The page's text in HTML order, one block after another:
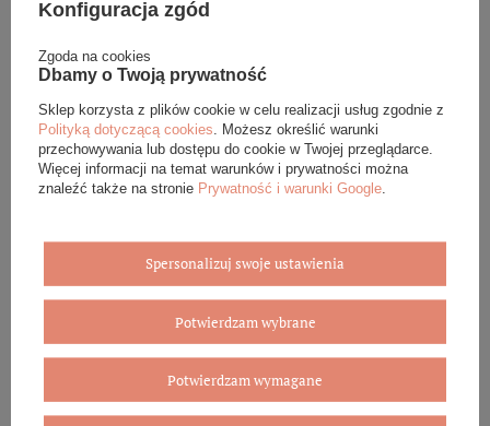
Podana cena dotyczy jednej sztuki.
DANE SZCZEGÓŁOWE
OPINIE (0)
Eleganckie opakowanie gratis
Konfiguracja zgód
Zgoda na cookies
Dbamy o Twoją prywatność
Sklep korzysta z plików cookie w celu realizacji usług zgodnie z
Polityką dotyczącą cookies . Możesz określić warunki
przechowywania lub dostępu do cookie w Twojej przeglądarce.
Więcej informacji na temat warunków i prywatności można
znaleźć także na stronie Prywatność i warunki Google
Spersonalizuj swoje ustawienia
Potwierdzam wybrane
Potwierdzam wymagane